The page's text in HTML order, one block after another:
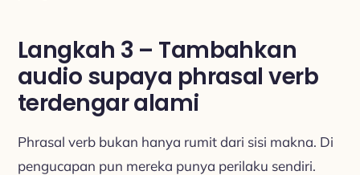
Langkah 3 – Tambahkan
audio supaya phrasal verb
terdengar alami
Phrasal verb bukan hanya rumit dari sisi makna. Di
pengucapan pun mereka punya perilaku sendiri.